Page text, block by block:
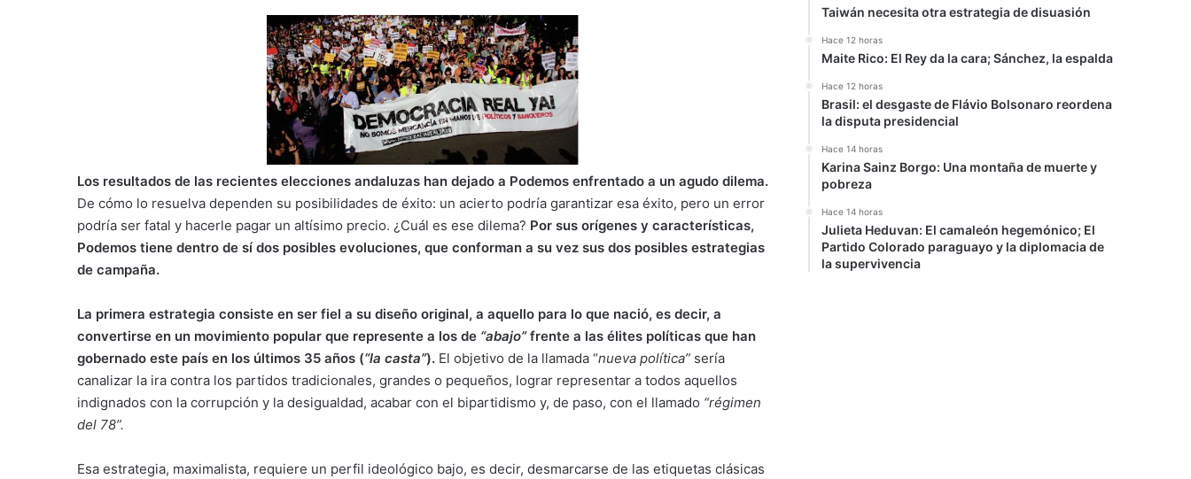
Los resultados de las recientes elecciones andaluzas han dejado a Podemos enfrentado a un agudo dilema.
De cómo lo resuelva dependen su posibilidades de éxito: un acierto podría garantizar esa éxito, pero un error
podría ser fatal y hacerle pagar un altísimo precio. ¿Cuál es ese dilema? Por sus orígenes y características,
Podemos tiene dentro de sí dos posibles evoluciones, que conforman a su vez sus dos posibles estrategias
de campaña.
La primera estrategia consiste en ser fiel a su diseño original, a aquello para lo que nació, es decir, a
convertirse en un movimiento popular que represente a los de “abajo”frente a las élites políticas que han
gobernado este país en los últimos 35 años (“la casta”). El objetivo de la llamada “nueva política” sería
canalizar la ira contra los partidos tradicionales, grandes o pequeños, lograr representar a todos aquellos
indignados con la corrupción y la desigualdad, acabar con el bipartidismo y, de paso, con el llamado “régimen
del 78”.
Esa estrategia, maximalista, requiere un perfil ideológico bajo, es decir, desmarcarse de las etiquetas clásicas
Taiwán necesita otra estrategia de disuasión
Hace 12 horas
Maite Rico: El Rey da la cara; Sánchez, la espalda
Hace 12 horas
Brasil: el desgaste de Flávio Bolsonaro reordena
la disputa presidencial
Hace 14 horas
Karina Sainz Borgo: Una montaña de muerte y
pobreza
Hace 14 horas
Julieta Heduvan: El camaleón hegemónico; El
Partido Colorado paraguayo y la diplomacia de
la supervivencia